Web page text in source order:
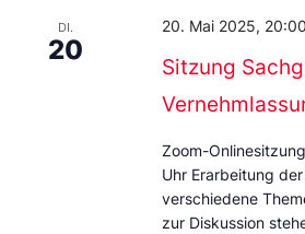
DI.
20
Sitzung
20. Mai 2025, 20:00
Zoom-
Uhr Erarbeitung
verschiedene
zur Diskussion